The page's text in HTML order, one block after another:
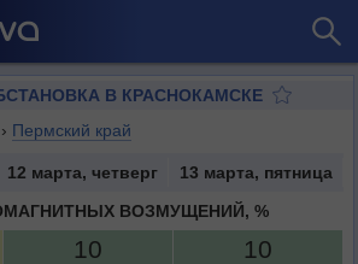
В КРАСНОКАМСКЕ
› Пермский край
12 марта, четверг
13 марта, пятница
ВОЗМУЩЕНИЙ, %
10 10